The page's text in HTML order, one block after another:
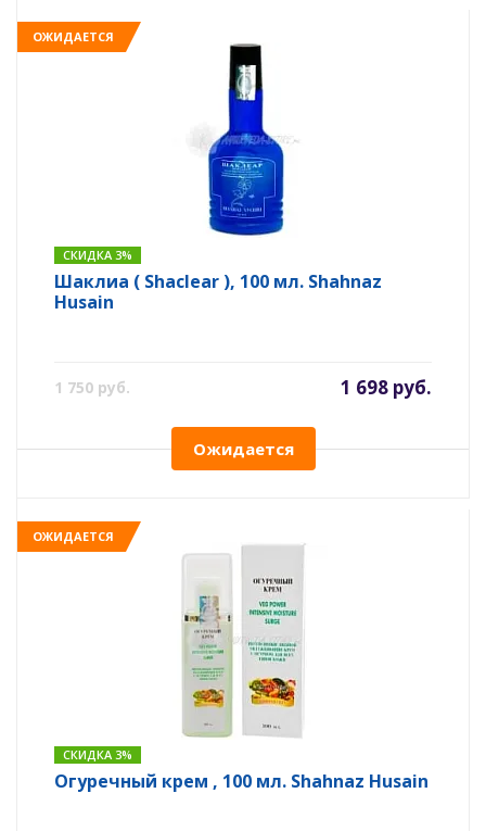
ОЖИДАЕТСЯ
СКИДКА 3%
Шаклиа ( Shaclear ), 100 мл. Shahnaz
Husain
1 750 руб. 1 698 руб.
Ожидается
ОЖИДАЕТСЯ
СКИДКА 3%
Огуречный крем , 100 мл. Shahnaz Husain